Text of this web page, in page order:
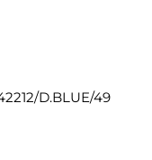
D.BLUE/49